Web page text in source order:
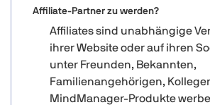
Affiliate-Partner zu werden?
Affiliates sind unabhängige
ihrer Website oder auf ihren
unter Freunden, Bekannten,
Familienangehörigen,
MindManager-Produkte